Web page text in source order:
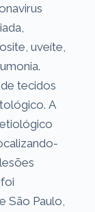
uveíte,
tecidos
A
São Paulo,